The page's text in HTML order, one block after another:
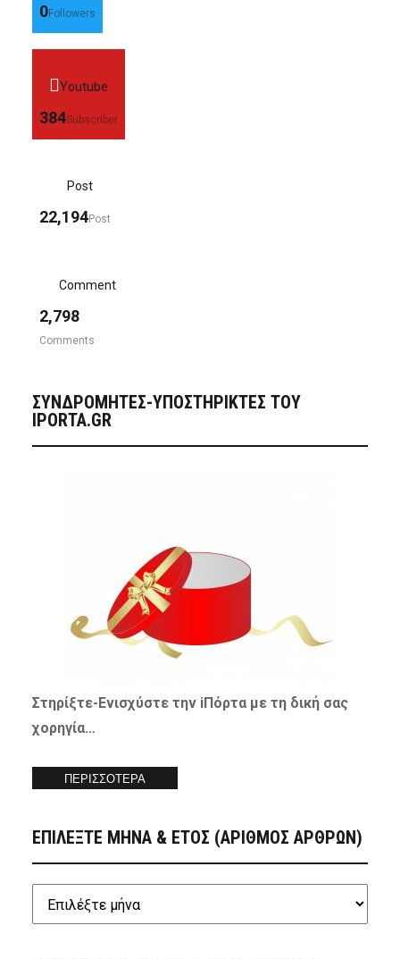
0Followers
Youtube
384Subscriber
Post
22,194Post
Comment
2,798
Comments
ΣΥΝΔΡΟΜΗΤΈΣ-ΥΠΟΣΤΗΡΙΚΤΈΣ ΤΟΥ
IPORTA.GR
Στηρίξτε- Ενισχύστετην iΠόρτα με τη δική σας
χορηγία…
ΠΕΡΙΣΣΟΤΕΡΑ
ΕΠΙΛΕΞΤΕ ΜΗΝΑ & ΕΤΟΣ (ΑΡΙΘΜΟΣ ΑΡΘΡΩΝ)